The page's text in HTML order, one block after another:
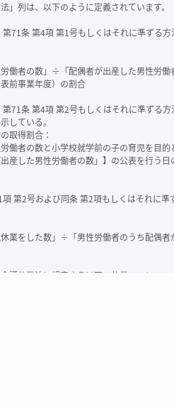
」列は、以下のように定義されています。
71条 第4項 第1号もしくはそれに準ずる
労働者の数」÷「配偶者が出産した男性労
前事業年度）の割合
71条 第4項 第2号もしくはそれに準ずる
している。
取得割合：
労働者の数と小学校就学前の子の育児を目
産した男性労働者の数」】の公表を行う
第2号および同条 第2項もしくはそれに
休業をした数」÷「男性労働者のうち配偶
護休業法に規定する以下の休業のこと